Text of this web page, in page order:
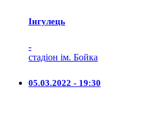
Iнгулець
-
стадіон ім. Бойка
05.03.2022 - 19:30